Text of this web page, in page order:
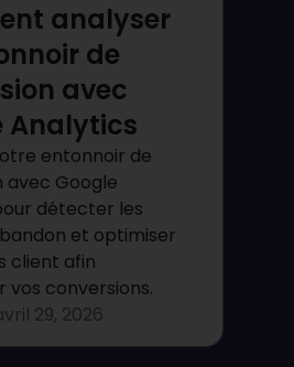
analyser
de
avec
Analytics
entonnoir de
avec Google
détecter les
et optimiser
client afin
vos conversions.
29, 2026